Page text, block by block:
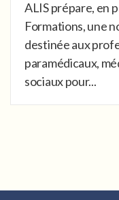
ALIS prépare, en
Formations, une
destinée aux
paramédicaux,
sociaux pour...